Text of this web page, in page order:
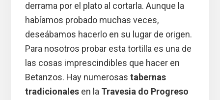
derrama por el plato al cortarla. Aunque la
habíamos probado muchas veces,
deseábamos hacerlo en su lugar de origen.
Para nosotros probar esta tortilla es una de
las cosas imprescindibles que hacer en
Betanzos. Hay numerosas tabernas
tradicionalesen la Travesia do Progreso